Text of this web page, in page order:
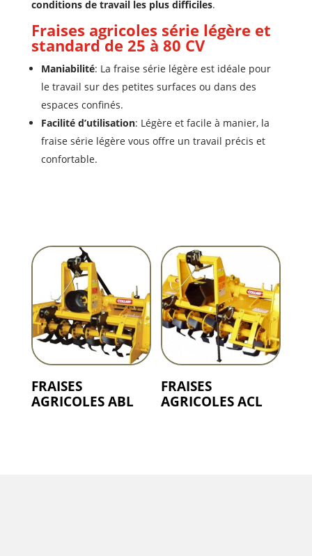
conditions de travail les plus difficiles.
Fraises agricoles série légère et
standard de 25 à 80 CV
Maniabilité: La fraise série légère est idéale pour
le travail sur des petites surfaces ou dans des
espaces confinés.
Facilité d’utilisation: Légère et facile à manier, la
fraise série légère vous offre un travail précis et
confortable.
FRAISES
AGRICOLES ABL
FRAISES
AGRICOLES ACL